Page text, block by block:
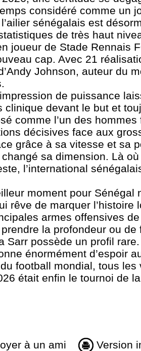
considéré comme un
sénégalais est
de très haut
joueur de Stade Rennais
cap. Avec 21
Johnson, auteur du
de puissance
devant le but et
comme l’un des
décisives face aux
grâce à sa vitesse et sa
sa dimension. Là
l’international
moment pour Sénégal
rêve de marquer l’histoire
armes offensives
la profondeur ou
possède un profil
énormément d’espoir
football mondial, tous
était enfin le tournoi de
à un ami Version